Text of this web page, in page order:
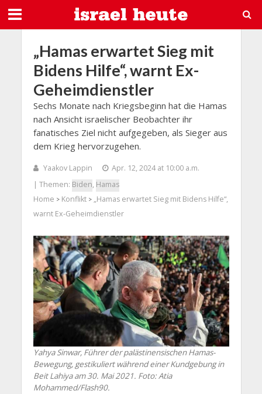
„Hamas erwartet Sieg mit
Bidens Hilfe“, warnt Ex-
Geheimdienstler
Sechs Monate nach Kriegsbeginn hat die Hamas
nach Ansicht israelischer Beobachter ihr
fanatisches Ziel nicht aufgegeben, als Sieger aus
dem Krieg hervorzugehen.
Yaakov Lappin
Apr. 12, 2024 at 10:00 a.m.
| Themen: Biden, Hamas
Home > Konflikt> „Hamas erwartet Sieg mit Bidens Hilfe“,
warnt Ex-Geheimdienstler
Yahya Sinwar, Führer der palästinensischen Hamas-
Bewegung, gestikuliert während einer Kundgebung in
Beit Lahiya am 30. Mai 2021. Foto: Atia
Mohammed/Flash90.